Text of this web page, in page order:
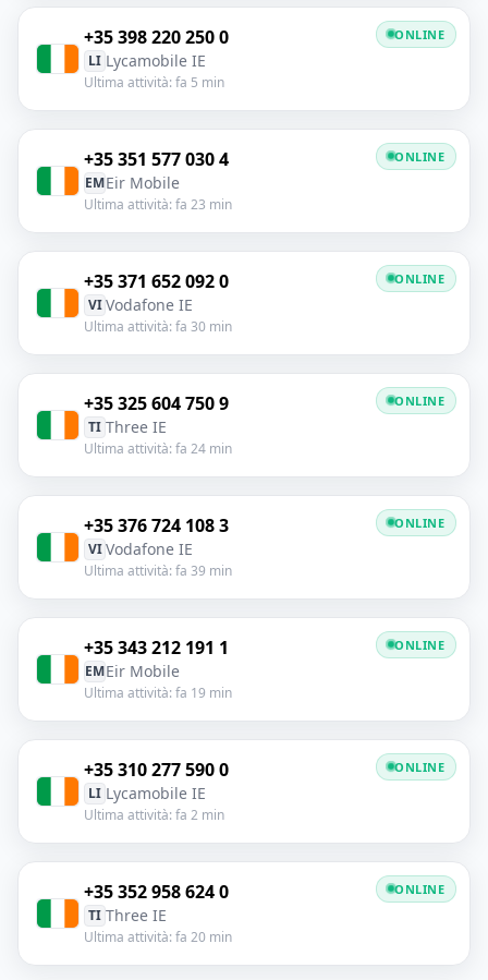
+35 398 220 250 0
LI Lycamobile IE
Ultima attività: fa 5 min
ONLINE
+35 351 577 030 4
EMEir Mobile
Ultima attività: fa 23 min
ONLINE
+35 371 652 092 0
VI Vodafone IE
Ultima attività: fa 30 min
ONLINE
+35 325 604 750 9
TI Three IE
Ultima attività: fa 24 min
ONLINE
+35 376 724 108 3
VI Vodafone IE
Ultima attività: fa 39 min
ONLINE
+35 343 212 191 1
EMEir Mobile
Ultima attività: fa 19 min
ONLINE
+35 310 277 590 0
LI Lycamobile IE
Ultima attività: fa 2 min
ONLINE
+35 352 958 624 0
TI Three IE
Ultima attività: fa 20 min
ONLINE